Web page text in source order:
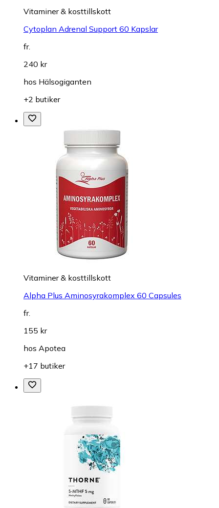
Vitaminer & kosttillskott
Cytoplan Adrenal Support 60 Kapslar
fr.
240 kr
hos Hälsogiganten
+2 butiker
Vitaminer & kosttillskott
Alpha Plus Aminosyrakomplex 60 Capsules
fr.
155 kr
hos Apotea
+17 butiker